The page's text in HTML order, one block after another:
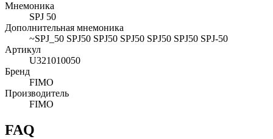
Мнемоника
SPJ 50
Дополнительная мнемоника
~SPJ_50 SPJ50 SPJ50 SPJ50 SPJ50 SPJ50 SPJ-50
Артикул
U321010050
Бренд
FIMO
Производитель
FIMO
FAQ